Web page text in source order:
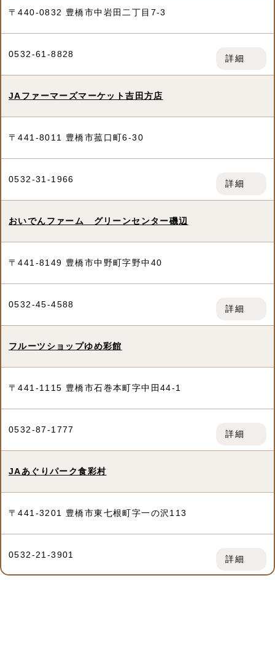
〒440-0832 豊橋市中岩田二丁目7-3
0532-61-8828 詳細
JAファーマーズマーケット吉田方店
〒441-8011 豊橋市菰口町6-30
0532-31-1966 詳細
おいでんファーム グリーンセンター磯辺
〒441-8149 豊橋市中野町字野中40
0532-45-4588 詳細
フルーツショップゆめ彩館
〒441-1115 豊橋市石巻本町字中田44-1
0532-87-1777 詳細
JAあぐりパーク食彩村
〒441-3201 豊橋市東七根町字一の沢113
0532-21-3901 詳細